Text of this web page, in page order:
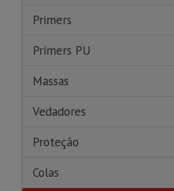
Primers
Primers PU
Massas
Vedadores
Proteção
Colas